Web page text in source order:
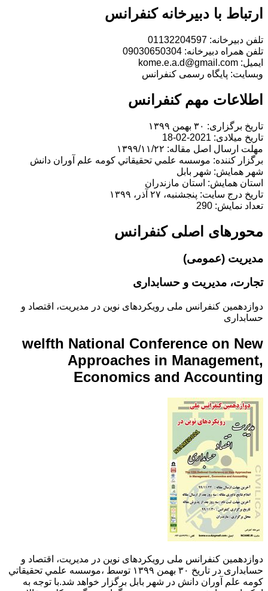
ارتباط با دبیرخانه کنفرانس
تلفن دبیرخانه: 01132204597
تلفن همراه دبیرخانه: 09030650304
ایمیل: kome.e.a.d@gmail.com
وبسایت: پایگاه رسمی کنفرانس
اطلاعات مهم کنفرانس
تاریخ برگزاری: ۳۰ بهمن ۱۳۹۹
تاریخ میلادی: 2021-02-18
مهلت ارسال اصل مقاله: ۱۳۹۹/۱۱/۲۲
برگزار کننده: موسسه علمي تحقيقاتي كومه علم آوران دانش
شهر همایش: شهر بابل
استان همایش: استان مازندران
تاریخ درج سایت: پنجشنبه، ۲۷ آذر، ۱۳۹۹
تعداد نمایش: 290
محورهای اصلی کنفرانس
مدیریت (عمومی)
تجارت، مدیریت و حسابداری
دوازدهمین کنفرانس ملی رویکردهای نوین در مدیریت، اقتصاد و
حسابداری
welfth National Conference on New
Approaches in Management,
Economics and Accounting
دوازدهمین کنفرانس ملی رویکردهای نوین در مدیریت، اقتصاد و
حسابداری در تاریخ ۳۰ بهمن ۱۳۹۹ توسط ،موسسه علمي تحقيقاتي
كومه علم آوران دانش در شهر بابل برگزار خواهد شد.با توجه به